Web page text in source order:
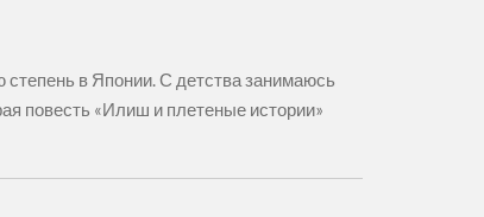
в Японии. С детства занимаюсь
повесть «Илиш и плетеные истории»